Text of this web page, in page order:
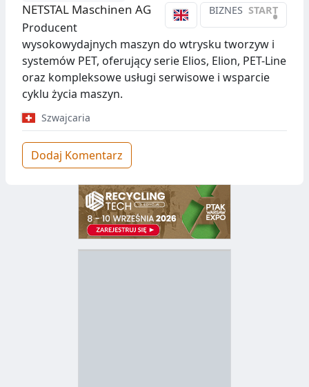
BIZNES START
•
NETSTAL Maschinen AG
Producent
wysokowydajnych maszyn do wtrysku tworzyw i
systemów PET, oferujący serie Elios, Elion, PET-Line
oraz kompleksowe usługi serwisowe i wsparcie
cyklu życia maszyn.
Szwajcaria
Dodaj Komentarz